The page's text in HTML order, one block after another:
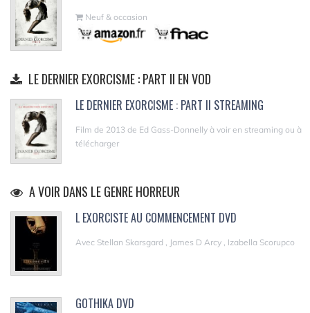
Neuf & occasion
LE DERNIER EXORCISME : PART II EN VOD
LE DERNIER EXORCISME : PART II STREAMING
Film de 2013 de Ed Gass-Donnelly à voir en streaming ou à
télécharger
A VOIR DANS LE GENRE HORREUR
L EXORCISTE AU COMMENCEMENT DVD
Avec Stellan Skarsgard , James D Arcy , Izabella Scorupco
GOTHIKA DVD